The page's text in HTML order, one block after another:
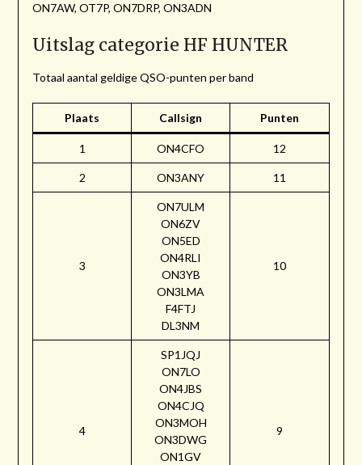
ON7AW, OT7P, ON7DRP, ON3ADN
Uitslag categorie HF HUNTER
Totaal aantal geldige QSO-punten per band
Plaats Callsign Punten
1 ON4CFO 12
2 ON3ANY 11
3
ON7ULM
ON6ZV
ON5ED
ON4RLI
ON3YB
ON3LMA
F4FTJ
DL3NM
10
4
SP1JQJ
ON7LO
ON4JBS
ON4CJQ
ON3MOH
ON3DWG
ON1GV
9